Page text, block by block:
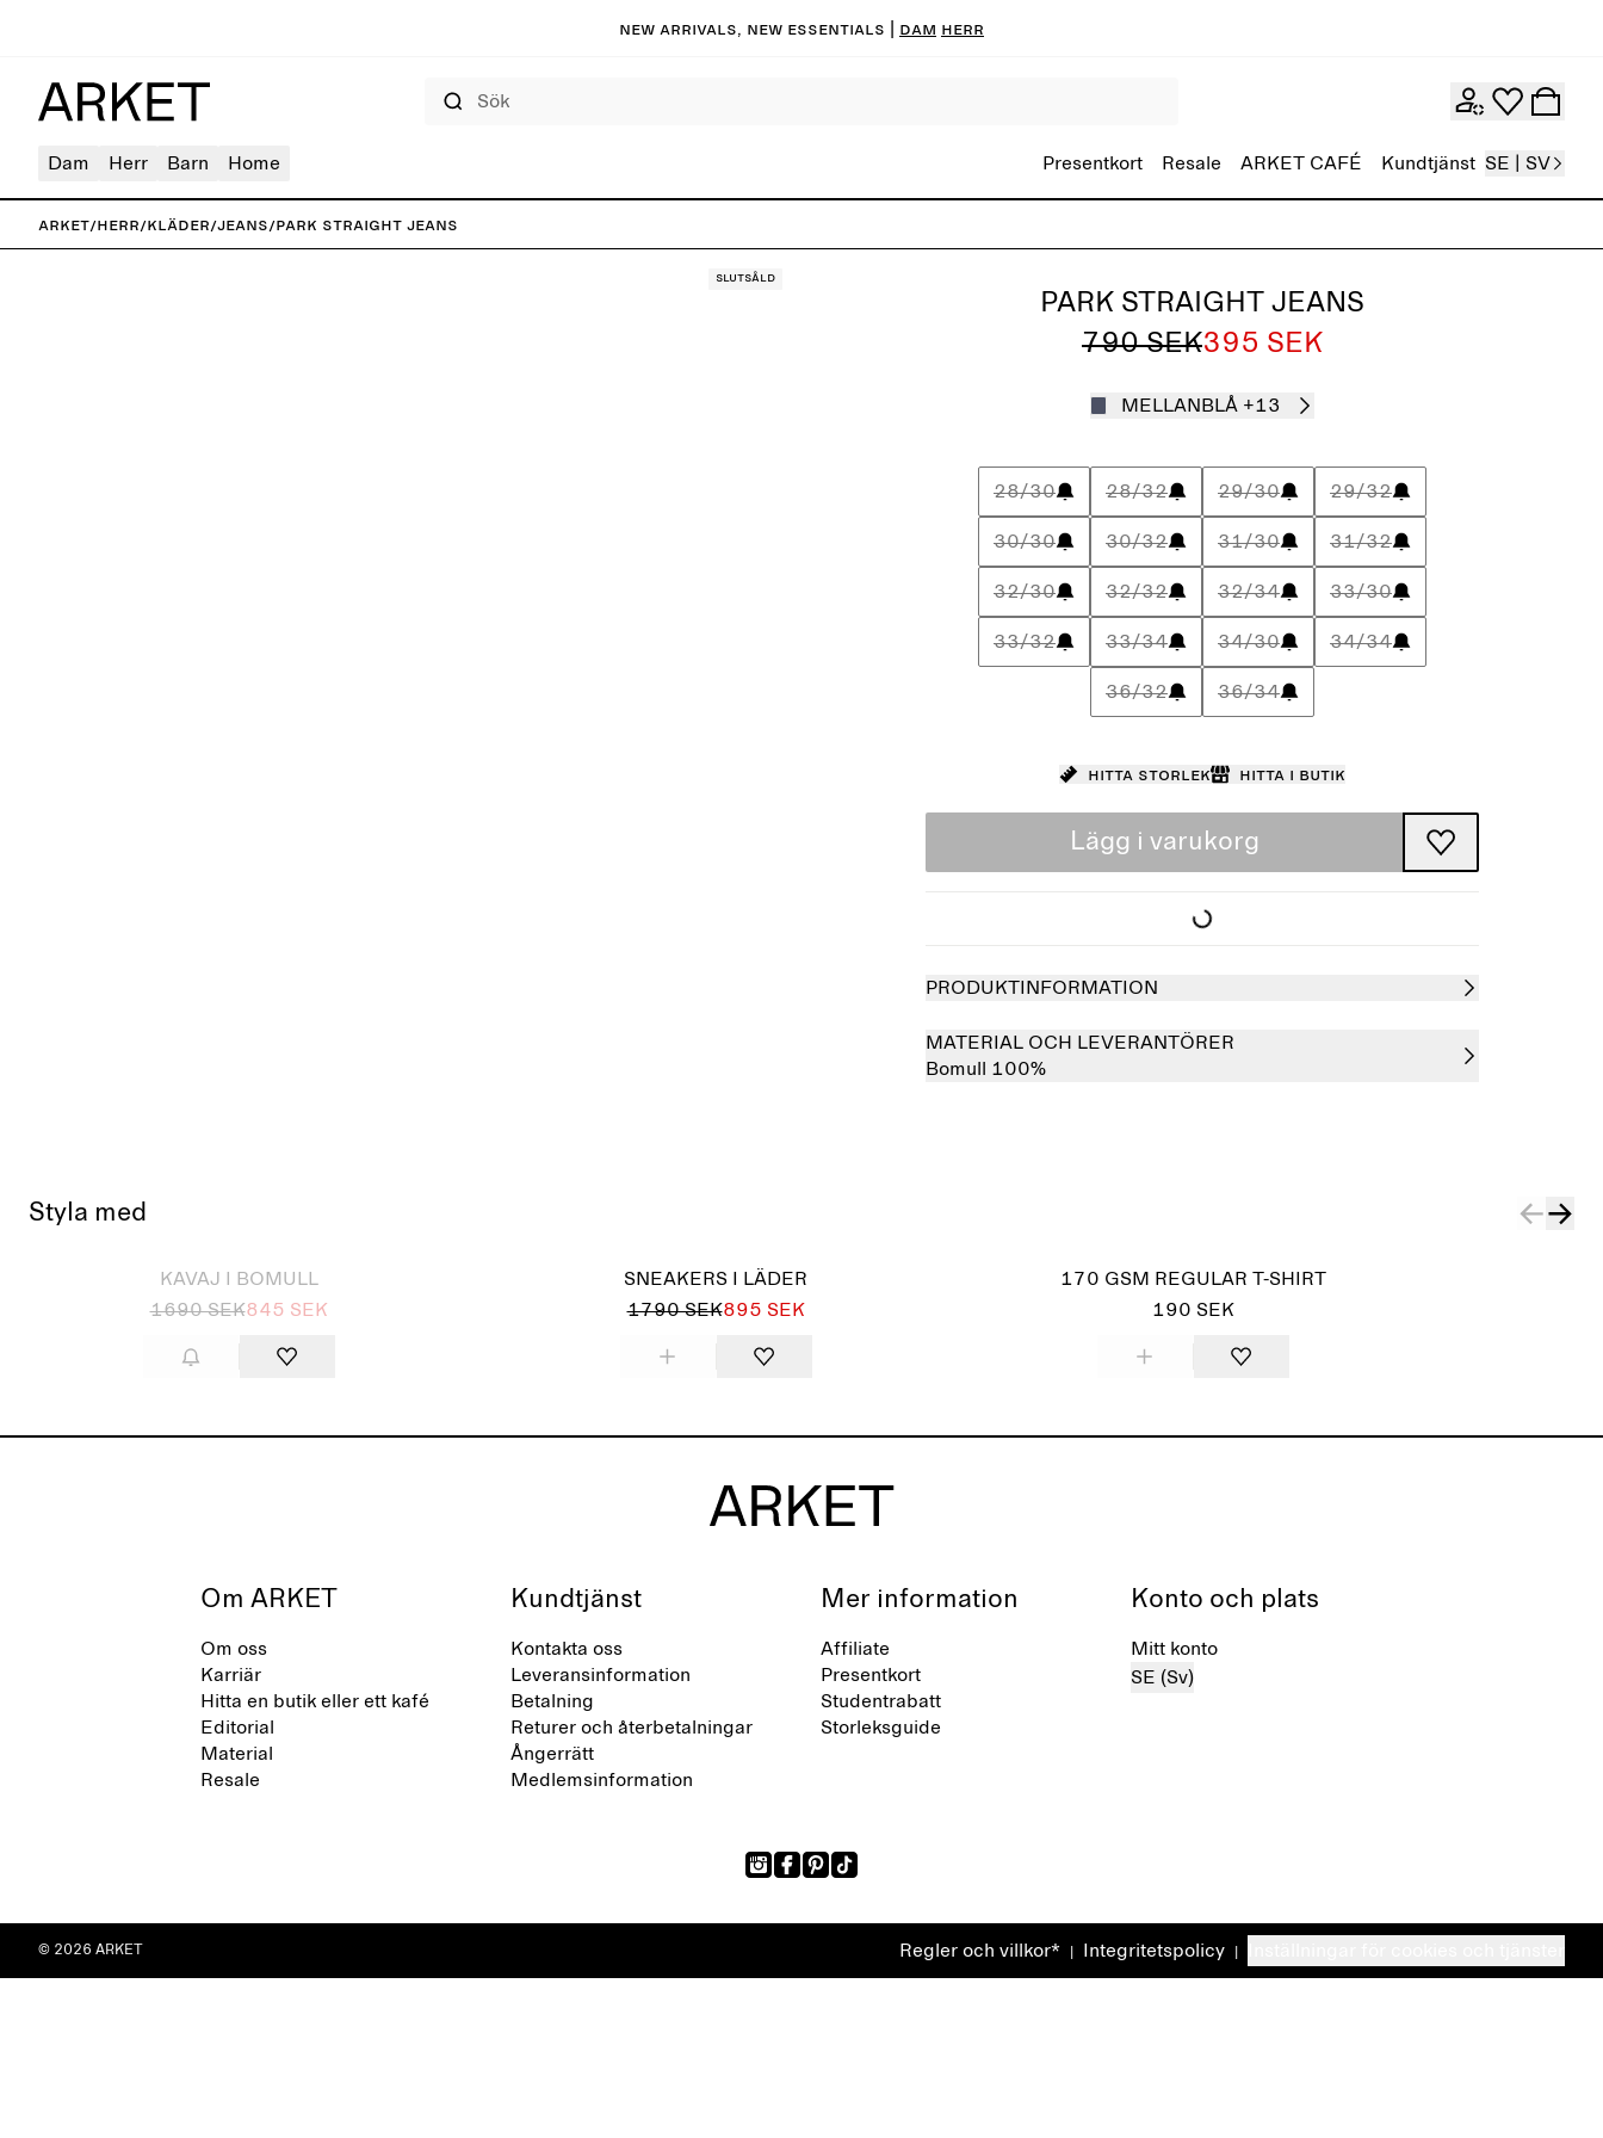
New arrivals, new essentials | Dam Herr
Dam Herr Barn Home Presentkort Resale ARKET CAFÉ Kundtjänst SE | SV
ARKET/Herr/Kläder/Jeans/PARK Straight jeans
Slutsåld
PARK STRAIGHT JEANS
790 SEK395 SEK
MELLANBLÅ +13
28/30 28/32 29/30 29/32
30/30 30/32 31/30 31/32
32/30 32/32 32/34 33/30
33/32 33/34 34/30 34/34
36/32 36/34
Hitta storlek Hitta i butik
Lägg i varukorg
PRODUKTINFORMATION
MATERIAL OCH LEVERANTÖRER
Bomull 100%
Styla med
Slutsåld
KAVAJ I BOMULL
1690 SEK845 SEK
SNEAKERS I LÄDER
1790 SEK895 SEK
170 GSM REGULAR T-SHIRT
190 SEK
Om ARKET
Om oss
Karriär
Hitta en butik eller ett kafé
Editorial
Material
Resale
Kundtjänst
Kontakta oss
Leveransinformation
Betalning
Returer och återbetalningar
Ångerrätt
Medlemsinformation
Mer information
Affiliate
Presentkort
Studentrabatt
Storleksguide
Konto och plats
Mitt konto
SE (Sv)
Regler och villkor* Integritetspolicy
© 2026 ARKET